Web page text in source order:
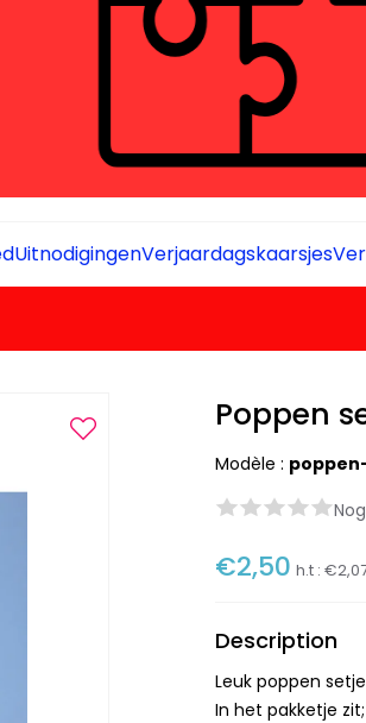
UitnodigingenVerjaardagskaarsjes
Poppen
Modèle :
€2,50 h.t :
Description
Leuk poppen
In het pakketje zit;